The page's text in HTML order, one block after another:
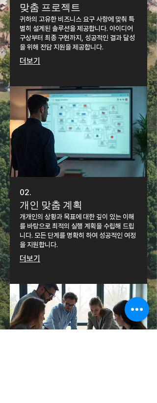
맞춤 프로젝트
귀하의 고유한 비즈니스 요구 사항에 맞춰 특
별히 설계된 솔루션을 제공합니다. 아이디어
구상부터 최종 구현까지, 성공적인 결과 달성
을 위해 전담 지원을 제공합니다.
더보기
02.
개인 맞춤 계획
개개인의 상황과 목표에 대한 깊이 있는 이해
를 바탕으로 최적의 실행 계획을 수립해 드립
니다. 모든 단계를 명확히 하여 성공적인 여정
을 지원합니다.
더보기